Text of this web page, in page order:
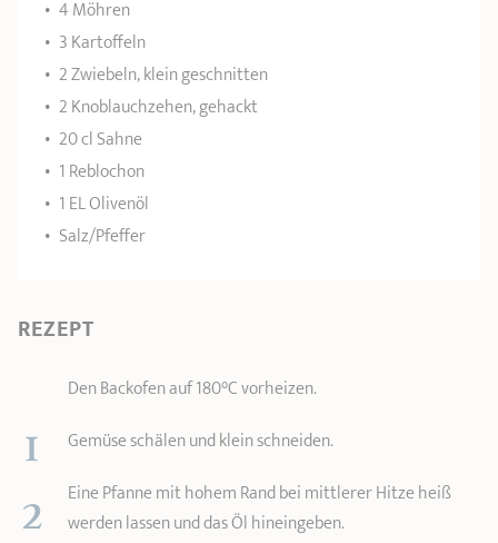
4 Möhren
3 Kartoffeln
2 Zwiebeln, klein geschnitten
2 Knoblauchzehen, gehackt
20 cl Sahne
1 Reblochon
1 EL Olivenöl
Salz/Pfeffer
REZEPT
Den Backofen auf 180°C vorheizen.
1 Gemüse schälen und klein schneiden.
2
Eine Pfanne mit hohem Rand bei mittlerer Hitze heiß
werden lassen und das Öl hineingeben.